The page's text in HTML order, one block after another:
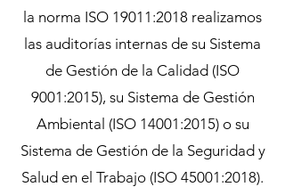
la norma ISO 19011:2018 realizamos
las auditorías internas de su Sistema
de Gestión de la Calidad (ISO
9001:2015), su Sistema de Gestión
Ambiental (ISO 14001:2015) o su
Sistema de Gestión de la Seguridad y
Salud en el Trabajo (ISO 45001:2018).